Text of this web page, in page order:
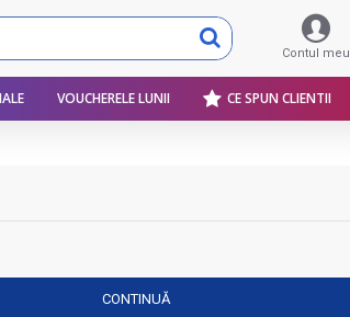
Contul meu
VOUCHERELE LUNII CE SPUN CLIENTII
CONTINUĂ